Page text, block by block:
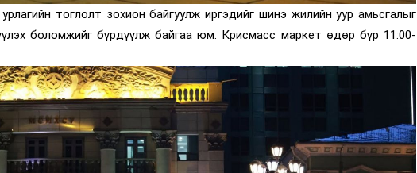
тоглолт зохион байгуулж иргэдийг шинэ жилийн уур амьсгалыг
боломжийг бүрдүүлж байгаа юм. Крисмасс маркет өдөр бүр 11:00-